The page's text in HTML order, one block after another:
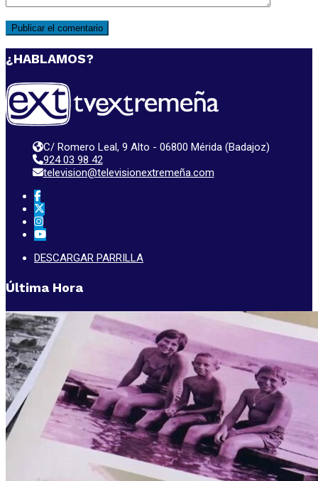
¿HABLAMOS?
C/ Romero Leal, 9 Alto - 06800 Mérida (Badajoz)
924 03 98 42
television@televisionextremeña.com
DESCARGAR PARRILLA
Última Hora